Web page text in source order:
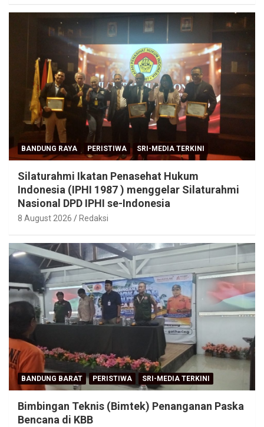
BANDUNG RAYA PERISTIWA SRI-MEDIA TERKINI
Silaturahmi Ikatan Penasehat Hukum
Indonesia (IPHI 1987 ) menggelar Silaturahmi
Nasional DPD IPHI se-Indonesia
8 August 2026 Redaksi
BANDUNG BARAT PERISTIWA SRI-MEDIA TERKINI
Bimbingan Teknis (Bimtek) Penanganan Paska
Bencana di KBB